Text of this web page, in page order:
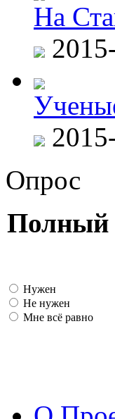
На
Опрос
Полный
Нужен
Не нужен
Мне всё равно